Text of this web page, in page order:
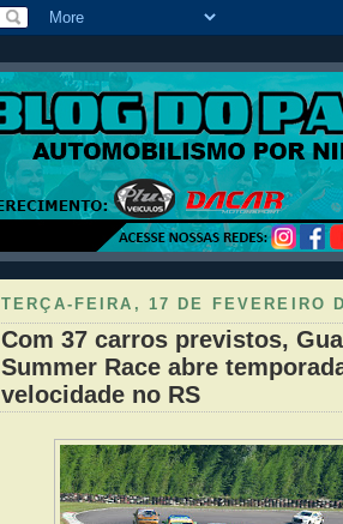
TERÇA-FEIRA, 17 DE FEVEREIRO
Com 37 carros previstos,
Summer Race abre
velocidade no RS